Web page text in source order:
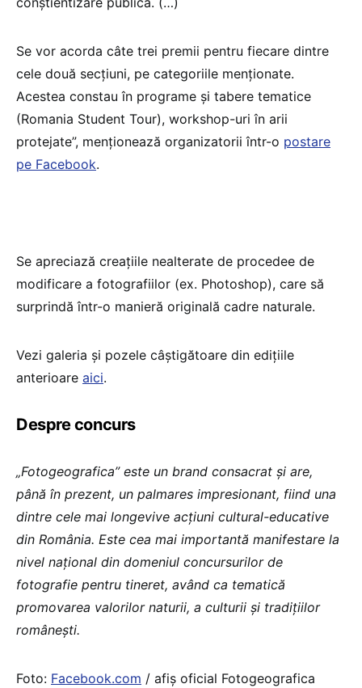
Se vor acorda câte trei premii pentru fiecare dintre
cele două secțiuni, pe categoriile menționate.
Acestea constau în programe și tabere tematice
(Romania Student Tour), workshop-uri în arii
protejate”, menționează organizatorii într-o postare
pe Facebook.
Se apreciază creațiile nealterate de procedee de
modificare a fotografiilor (ex. Photoshop), care să
surprindă într-o manieră originală cadre naturale.
Vezi galeria și pozele câștigătoare din edițiile
anterioare aici.
Despre concurs
„Fotogeografica” este un brand consacrat și are,
până în prezent, un palmares impresionant, fiind una
dintre cele mai longevive acțiuni cultural-educative
din România. Este cea mai importantă manifestare la
nivel național din domeniul concursurilor de
fotografie pentru tineret, având ca tematică
promovarea valorilor naturii, a culturii și tradițiilor
românești.
Foto: Facebook.com / afiș oficial Fotogeografica